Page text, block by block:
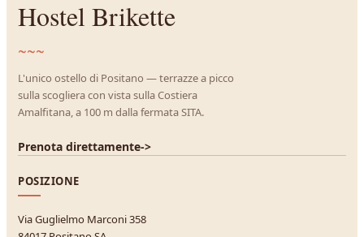
Hostel Brikette
~~~
L'unico ostello di Positano — terrazze a picco
sulla scogliera con vista sulla Costiera
Amalfitana, a 100 m dalla fermata SITA.
Prenota direttamente->
POSIZIONE
Via Guglielmo Marconi 358